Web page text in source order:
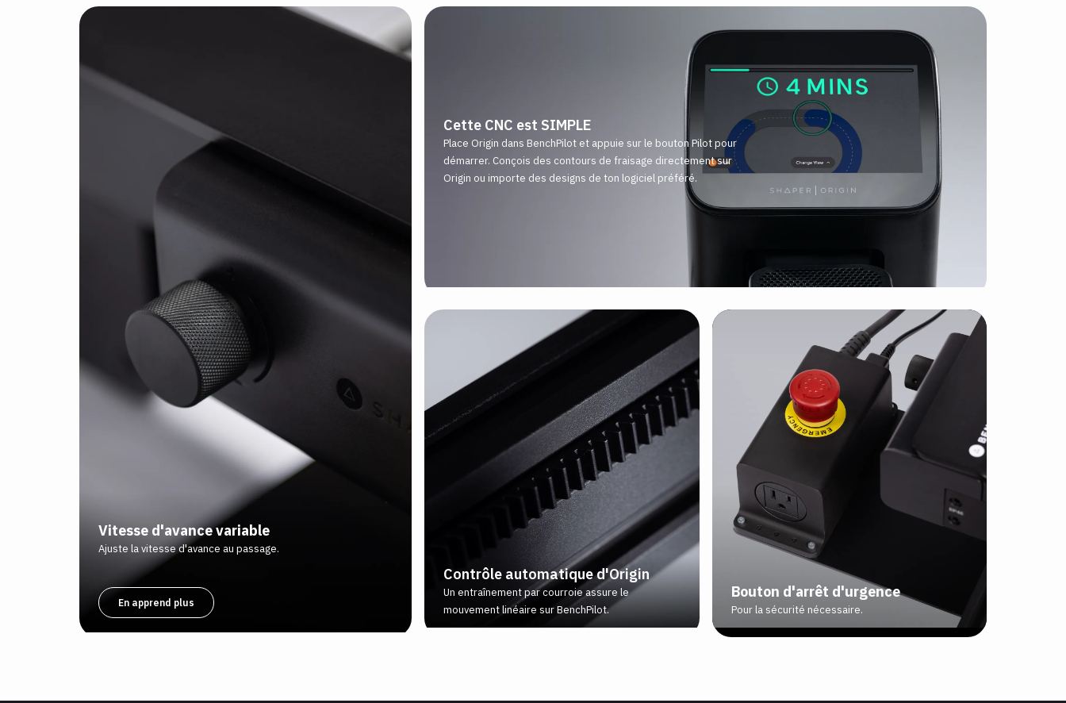
Vitesse d'avance variable
Ajuste la vitesse d'avance au passage.
En apprend plus
Cette CNC est SIMPLE
Place Origin dans BenchPilot et appuie sur le bouton Pilot pour
démarrer. Conçois des contours de fraisage directement sur
Origin ou importe des designs de ton logiciel préféré.
Contrôle automatique d'Origin
Un entraînement par courroie assure le
mouvement linéaire sur BenchPilot.
Bouton d'arrêt d'urgence
Pour la sécurité nécessaire.